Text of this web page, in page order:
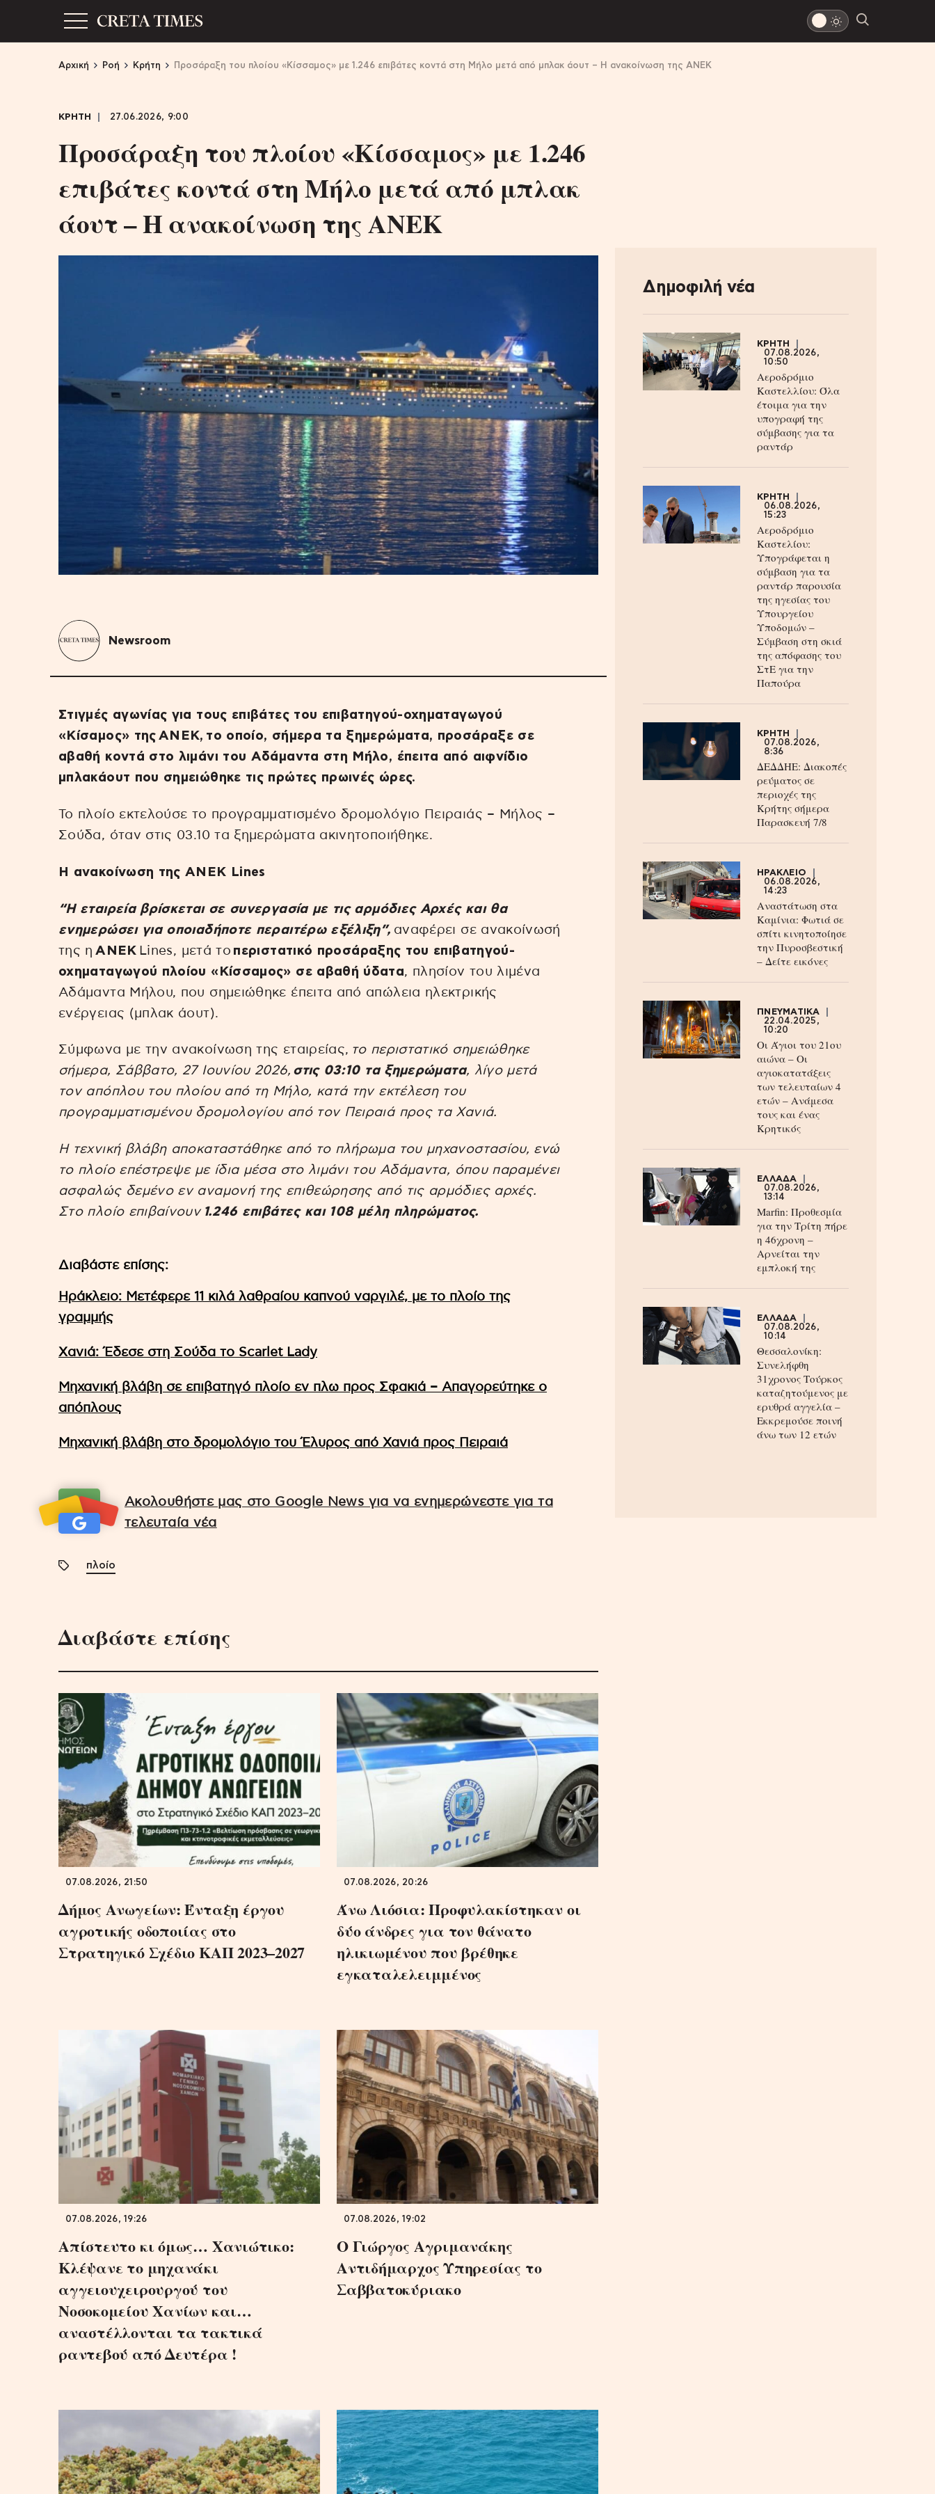
Αρχική Ροή Κρήτη Προσάραξη του πλοίου «Κίσσαμος» με 1.246 επιβάτες κοντά στη Μήλο μετά από μπλακ άουτ – H ανακοίνωση της ΑΝΕΚ
ΚΡΗΤΗ 27.06.2026, 9:00
Προσάραξη του πλοίου «Κίσσαμος» με 1.246
επιβάτες κοντά στη Μήλο μετά από μπλακ
άουτ – H ανακοίνωση της ΑΝΕΚ
Newsroom
Στιγμές αγωνίας για τους επιβάτες του επιβατηγού-οχηματαγωγού
«Κίσαμος» της ΑΝΕΚ, το οποίο, σήμερα τα ξημερώματα, προσάραξε σε
αβαθή κοντά στο λιμάνι του Αδάμαντα στη Μήλο, έπειτα από αιφνίδιο
μπλακάουτ που σημειώθηκε τις πρώτες πρωινές ώρες.
Το πλοίο εκτελούσε το προγραμματισμένο δρομολόγιο Πειραιάς – Μήλος –
Σούδα, όταν στις 03.10 τα ξημερώματα ακινητοποιήθηκε.
Η ανακοίνωση της ANEK Lines
“Η εταιρεία βρίσκεται σε συνεργασία με τις αρμόδιες Αρχές και θα
ενημερώσει για οποιαδήποτε περαιτέρω εξέλιξη”, αναφέρει σε ανακοίνωσή
της ηANEK Lines, μετά το περιστατικό προσάραξης του επιβατηγού-
οχηματαγωγού πλοίου «Κίσσαμος» σε αβαθή ύδατα, πλησίον του λιμένα
Αδάμαντα Μήλου, που σημειώθηκε έπειτα από απώλεια ηλεκτρικής
ενέργειας (μπλακ άουτ).
Σύμφωνα με την ανακοίνωση της εταιρείας, το περιστατικό σημειώθηκε
σήμερα, Σάββατο, 27 Ιουνίου 2026, στις 03:10 τα ξημερώματα, λίγο μετά
τον απόπλου του πλοίου από τη Μήλο, κατά την εκτέλεση του
προγραμματισμένου δρομολογίου από τον Πειραιά προς τα Χανιά.
Η τεχνική βλάβη αποκαταστάθηκε από το πλήρωμα του μηχανοστασίου, ενώ
το πλοίο επέστρεψε με ίδια μέσα στο λιμάνι του Αδάμαντα, όπου παραμένει
ασφαλώς δεμένο εν αναμονή της επιθεώρησης από τις αρμόδιες αρχές.
Στο πλοίο επιβαίνουν 1.246 επιβάτες και 108 μέλη πληρώματος.
Διαβάστε επίσης:
Ηράκλειο: Μετέφερε 11 κιλά λαθραίου καπνού ναργιλέ, με το πλοίο της
γραμμής
Xανιά: Έδεσε στη Σούδα το Scarlet Lady
Μηχανική βλάβη σε επιβατηγό πλοίο εν πλω προς Σφακιά – Απαγορεύτηκε ο
απόπλους
Μηχανική βλάβη στο δρομολόγιο του Έλυρος από Χανιά προς Πειραιά
Ακολουθήστε μας στο Google News για να ενημερώνεστε για τα
τελευταία νέα
πλοίο
Διαβάστε επίσης
07.08.2026, 21:50
Δήμος Ανωγείων: Ένταξη έργου
αγροτικής οδοποιίας στο
Στρατηγικό Σχέδιο ΚΑΠ 2023–2027
07.08.2026, 20:26
Άνω Λιόσια: Προφυλακίστηκαν οι
δύο άνδρες για τον θάνατο
ηλικιωμένου που βρέθηκε
εγκαταλελειμμένος
07.08.2026, 19:26
Απίστευτο κι όμως… Χανιώτικο:
Κλέψανε το μηχανάκι
αγγειουχειρουργού του
Νοσοκομείου Χανίων και…
αναστέλλονται τα τακτικά
ραντεβού από Δευτέρα !
07.08.2026, 19:02
Ο Γιώργος Αγριμανάκης
Αντιδήμαρχος Υπηρεσίας το
Σαββατοκύριακο
Δημοφιλή νέα
ΚΡΗΤΗ
07.08.2026,
10:50
Αεροδρόμιο
Καστελλίου: Όλα
έτοιμα για την
υπογραφή της
σύμβασης για τα
ραντάρ
ΚΡΗΤΗ
06.08.2026,
15:23
Αεροδρόμιο
Καστελίου:
Υπογράφεται η
σύμβαση για τα
ραντάρ παρουσία
της ηγεσίας του
Υπουργείου
Υποδομών –
Σύμβαση στη σκιά
της απόφασης του
ΣτΕ για την
Παπούρα
ΚΡΗΤΗ
07.08.2026,
8:36
ΔΕΔΔΗΕ: Διακοπές
ρεύματος σε
περιοχές της
Κρήτης σήμερα
Παρασκευή 7/8
ΗΡΑΚΛΕΙΟ
06.08.2026,
14:23
Αναστάτωση στα
Καμίνια: Φωτιά σε
σπίτι κινητοποίησε
την Πυροσβεστική
– Δείτε εικόνες
ΠΝΕΥΜΑΤΙΚΑ
22.04.2025,
10:20
Οι Άγιοι του 21ου
αιώνα – Οι
αγιοκατατάξεις
των τελευταίων 4
ετών – Ανάμεσα
τους και ένας
Κρητικός
ΕΛΛΑΔΑ
07.08.2026,
13:14
Marfin: Προθεσμία
για την Τρίτη πήρε
η 46χρονη –
Aρνείται την
εμπλοκή της
ΕΛΛΑΔΑ
07.08.2026,
10:14
Θεσσαλονίκη:
Συνελήφθη
31χρονος Τούρκος
καταζητούμενος με
ερυθρά αγγελία –
Εκκρεμούσε ποινή
άνω των 12 ετών